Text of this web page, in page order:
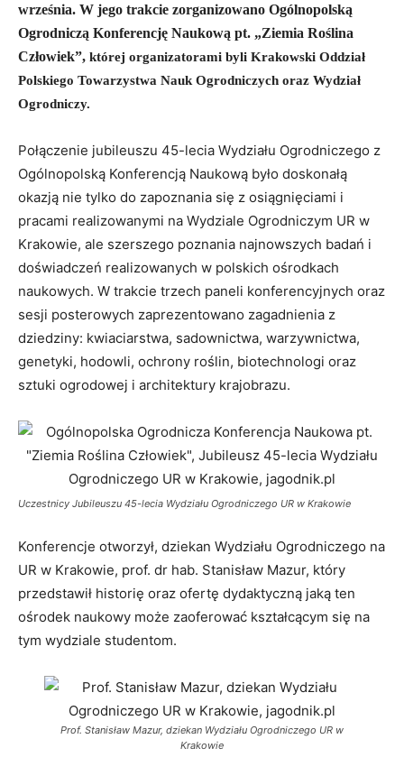
września. W jego trakcie zorganizowano Ogólnopolską
Ogrodniczą Konferencję Naukową pt. „Ziemia Roślina
Człowiek”, której organizatorami byli Krakowski Oddział
Polskiego Towarzystwa Nauk Ogrodniczych oraz Wydział
Ogrodniczy.
Połączenie jubileuszu 45-lecia Wydziału Ogrodniczego z
Ogólnopolską Konferencją Naukową było doskonałą
okazją nie tylko do zapoznania się z osiągnięciami i
pracami realizowanymi na Wydziale Ogrodniczym UR w
Krakowie, ale szerszego poznania najnowszych badań i
doświadczeń realizowanych w polskich ośrodkach
naukowych. W trakcie trzech paneli konferencyjnych oraz
sesji posterowych zaprezentowano zagadnienia z
dziedziny: kwiaciarstwa, sadownictwa, warzywnictwa,
genetyki, hodowli, ochrony roślin, biotechnologi oraz
sztuki ogrodowej i architektury krajobrazu.
Uczestnicy Jubileuszu 45-lecia Wydziału Ogrodniczego UR w Krakowie
Konferencje otworzył, dziekan Wydziału Ogrodniczego na
UR w Krakowie, prof. dr hab. Stanisław Mazur, który
przedstawił historię oraz ofertę dydaktyczną jaką ten
ośrodek naukowy może zaoferować kształcącym się na
tym wydziale studentom.
Prof. Stanisław Mazur, dziekan Wydziału Ogrodniczego UR w
Krakowie